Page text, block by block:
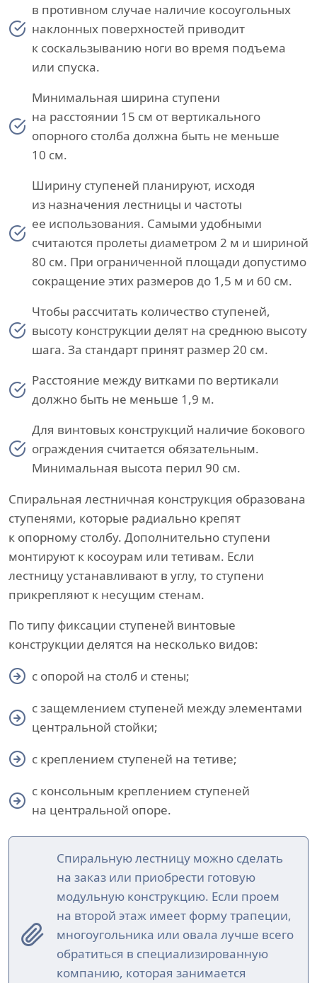
в противном случае наличие косоугольных
наклонных поверхностей приводит
к соскальзыванию ноги во время подъема
или спуска.
Минимальная ширина ступени
на расстоянии 15 см от вертикального
опорного столба должна быть не меньше
10 см.
Ширину ступеней планируют, исходя
из назначения лестницы и частоты
ее использования. Самыми удобными
считаются пролеты диаметром 2 м и шириной
80 см. При ограниченной площади допустимо
сокращение этих размеров до 1,5 м и 60 см.
Чтобы рассчитать количество ступеней,
высоту конструкции делят на среднюю высоту
шага. За стандарт принят размер 20 см.
Расстояние между витками по вертикали
должно быть не меньше 1,9 м.
Для винтовых конструкций наличие бокового
ограждения считается обязательным.
Минимальная высота перил 90 см.
Спиральная лестничная конструкция образована
ступенями, которые радиально крепят
к опорному столбу. Дополнительно ступени
монтируют к косоурам или тетивам. Если
лестницу устанавливают в углу, то ступени
прикрепляют к несущим стенам.
По типу фиксации ступеней винтовые
конструкции делятся на несколько видов:
с опорой на столб и стены;
с защемлением ступеней между элементами
центральной стойки;
с креплением ступеней на тетиве;
с консольным креплением ступеней
на центральной опоре.
Спиральную лестницу можно сделать
на заказ или приобрести готовую
модульную конструкцию. Если проем
на второй этаж имеет форму трапеции,
многоугольника или овала лучше всего
обратиться в специализированную
компанию, которая занимается